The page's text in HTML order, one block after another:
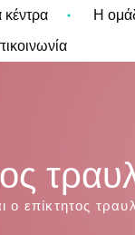
κέντρα Η
ο επίκτητος